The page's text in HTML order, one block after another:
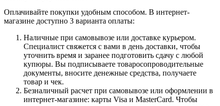
Оплачивайте покупки удобным способом. В интернет-
магазине доступно 3 варианта оплаты:
Наличные при самовывозе или доставке курьером.
Специалист свяжется с вами в день доставки, чтобы
уточнить время и заранее подготовить сдачу с любой
купюры. Вы подписываете товаросопроводительные
документы, вносите денежные средства, получаете
товар и чек.
Безналичный расчет при самовывозе или оформлении в
интернет-магазине: карты Visa и MasterCard. Чтобы